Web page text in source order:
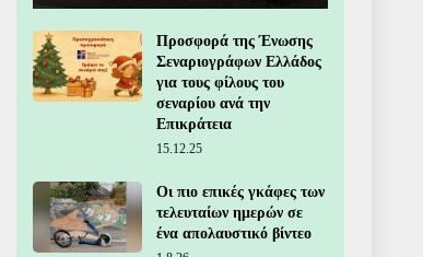
Προσφορά της Ένωσης
Σεναριογράφων Ελλάδος
για τους φίλους του
σεναρίου ανά την
Επικράτεια
15.12.25
Οι πιο επικές γκάφες των
τελευταίων ημερών σε
ένα απολαυστικό βίντεο